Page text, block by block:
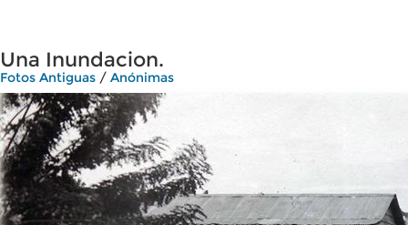
Una Inundacion.
Fotos Antiguas / Anónimas